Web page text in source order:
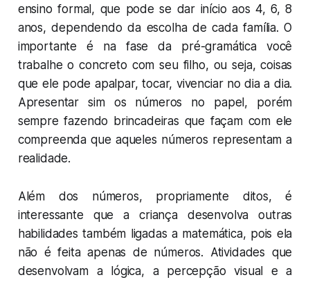
ensino formal, que pode se dar início aos 4, 6, 8
anos, dependendo da escolha de cada família. O
importante é na fase da pré-gramática você
trabalhe o concreto com seu filho, ou seja, coisas
que ele pode apalpar, tocar, vivenciar no dia a dia.
Apresentar sim os números no papel, porém
sempre fazendo brincadeiras que façam com ele
compreenda que aqueles números representam a
realidade.
Além dos números, propriamente ditos, é
interessante que a criança desenvolva outras
habilidades também ligadas a matemática, pois ela
não é feita apenas de números. Atividades que
desenvolvam a lógica, a percepção visual e a